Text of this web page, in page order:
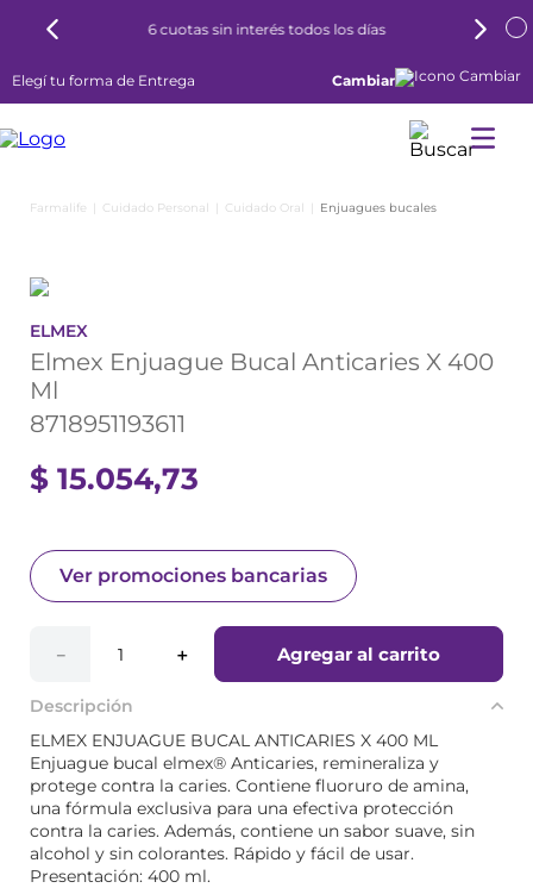
6 cuotas sin interés todos los días
Elegí tu forma de Entrega Cambiar
Cuidado Personal Cuidado Oral Enjuagues bucales
ELMEX
Elmex Enjuague Bucal Anticaries X 400
Ml
8718951193611
$ 15.054,73
Ver promociones bancarias
＋
－ Agregar al carrito
Descripción
ELMEX ENJUAGUE BUCAL ANTICARIES X 400 ML
Enjuague bucal elmex® Anticaries, remineraliza y
protege contra la caries. Contiene fluoruro de amina,
una fórmula exclusiva para una efectiva protección
contra la caries. Además, contiene un sabor suave, sin
alcohol y sin colorantes. Rápido y fácil de usar.
Presentación: 400 ml.